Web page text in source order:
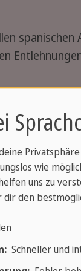
der
Ländern
wie
uns zu
den
Schneller und